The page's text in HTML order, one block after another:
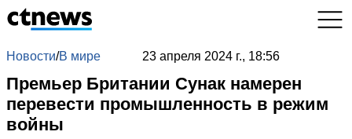
Новости/В мире 23 апреля 2024 г., 18:56
Премьер Британии Сунак намерен
перевести промышленность в режим
войны